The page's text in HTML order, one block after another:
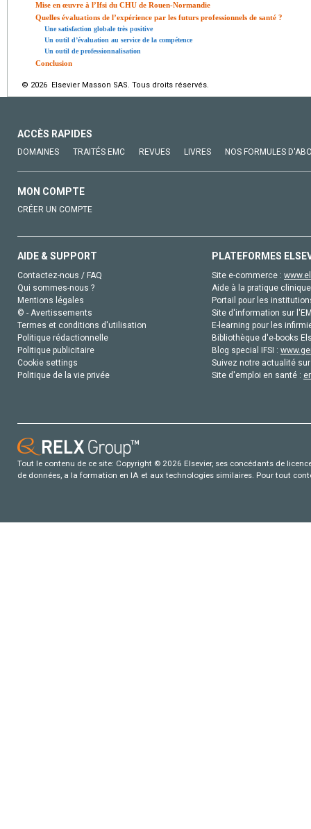
Mise en œuvre à l’Ifsi du CHU de Rouen-Normandie
Quelles évaluations de l’expérience par les futurs professionnels de santé ?
Une satisfaction globale très positive
Un outil d’évaluation au service de la compétence
Un outil de professionnalisation
Conclusion
© 2026 Elsevier Masson SAS. Tous droits réservés.
ACCÈS RAPIDES
DOMAINES TRAITÉS EMC REVUES LIVRES NOS FORMULES
MON COMPTE
CRÉER UN COMPTE
AIDE & SUPPORT
Contactez-nous / FAQ
Qui sommes-nous ?
Mentions légales
© - Avertissements
Termes et conditions d'utilisation
Politique rédactionnelle
Politique publicitaire
Cookie settings
Politique de la vie privée
PLATEFORMES
Site e-commerce :
Aide à la pratique
Portail pour les
Site d'information sur
E-learning pour les
Bibliothèque d'e-books
Blog special IFSI :
Suivez notre actualité
Site d'emploi en santé :
Tout le contenu de ce site: Copyright © 2026 Elsevier, ses concédants de
de données, a la formation en IA et aux technologies similaires. Pour tout